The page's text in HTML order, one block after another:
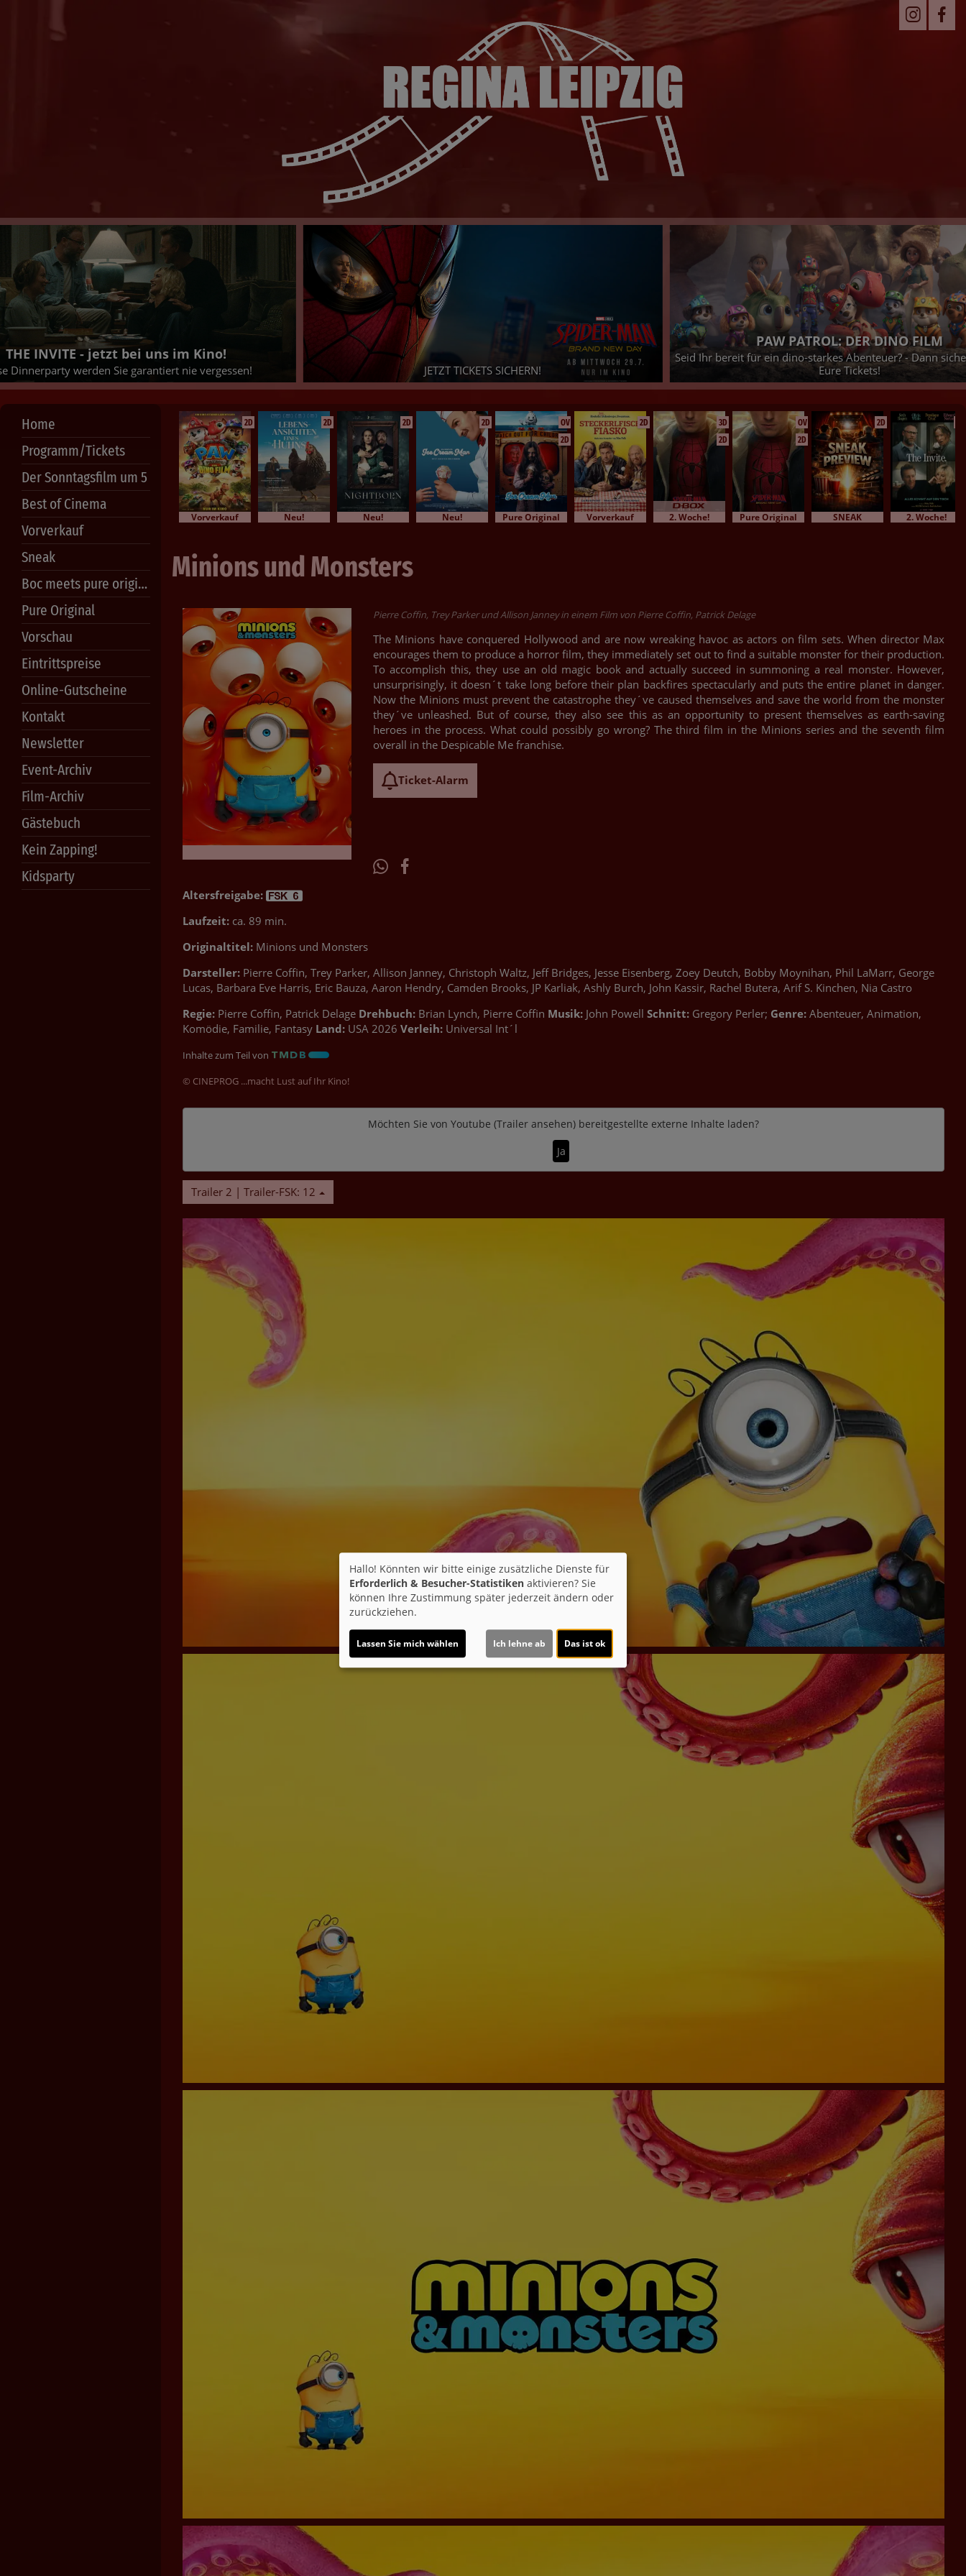
JETZT TICKETS SICHERN!
PAW PATROL: DER DINO FILM
Seid Ihr bereit für ein dino-starkes Abenteuer? - Dann sichert Euch jetzt
Eure Tickets!
DETECTIVE CONAN - DER GEFALLENE
Der neueste Kriminalfall, den der Meisterdedektiv zu
25.08.2026 bei uns im Kino - Jetzt Tickets
Home
Programm/Tickets
Der Sonntagsfilm um 5
Best of Cinema
Vorverkauf
Sneak
Boc meets pure original
Pure Original
Vorschau
Eintrittspreise
Online-Gutscheine
Kontakt
Newsletter
Event-Archiv
Film-Archiv
Gästebuch
Kein Zapping!
Kidsparty
2D
Vorverkauf
2D
Neu!
2D
Neu!
2D
Neu!
OV
2D
Pure Original
2D
Vorverkauf
3D
2D
2. Woche!
OV
2D
Pure Original
2D
SNEAK 2. Woche!
Minions und Monsters
Pierre Coffin, Trey Parker und Allison Janney in einem Film von Pierre Coffin, Patrick Delage
The Minions have conquered Hollywood and are now wreaking havoc as actors on film sets. When director Max
encourages them to produce a horror film, they immediately set out to find a suitable monster for their production.
To accomplish this, they use an old magic book and actually succeed in summoning a real monster. However,
unsurprisingly, it doesn´t take long before their plan backfires spectacularly and puts the entire planet in danger.
Now the Minions must prevent the catastrophe they´ve caused themselves and save the world from the monster
they´ve unleashed. But of course, they also see this as an opportunity to present themselves as earth-saving
heroes in the process. What could possibly go wrong? The third film in the Minions series and the seventh film
overall in the Despicable Me franchise.
Ticket-Alarm
Altersfreigabe:
Laufzeit: ca. 89 min.
Originaltitel: Minions und Monsters
Darsteller: Pierre Coffin, Trey Parker, Allison Janney, Christoph Waltz, Jeff Bridges, Jesse Eisenberg, Zoey Deutch, Bobby Moynihan, Phil LaMarr, George
Lucas, Barbara Eve Harris, Eric Bauza, Aaron Hendry, Camden Brooks, JP Karliak, Ashly Burch, John Kassir, Rachel Butera, Arif S. Kinchen, Nia Castro
Regie: Pierre Coffin, Patrick Delage Drehbuch: Brian Lynch, Pierre Coffin Musik: John Powell Schnitt: Gregory Perler; Genre: Abenteuer, Animation,
Komödie, Familie, Fantasy Land: USA 2026 Verleih: Universal Int´l
Inhalte zum Teil von
© CINEPROG ...macht Lust auf Ihr Kino!
Möchten Sie von Youtube (Trailer ansehen) bereitgestellte externe Inhalte laden?
Ja
Trailer 2 | Trailer-FSK: 12
Hallo! Könnten wir bitte einige zusätzliche Dienste für
Erforderlich & Besucher-Statistiken aktivieren? Sie
können Ihre Zustimmung später jederzeit ändern oder
zurückziehen.
Lassen Sie mich wählen Ich lehne ab Das ist ok